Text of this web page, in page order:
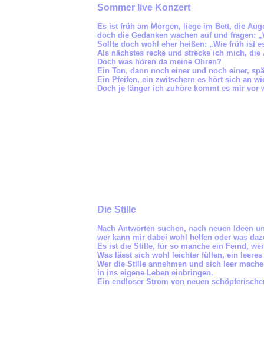
Sommer live Konzert
Es ist früh am Morgen, liege im Bett, die
doch die Gedanken wachen auf und fragen:
Sollte doch wohl eher heißen: „Wie früh ist
Als nächstes recke und strecke ich mich, die
Doch was hören da meine Ohren?
Ein Ton, dann noch einer und noch einer,
Ein Pfeifen, ein zwitschern es hört sich an
Doch je länger ich zuhöre kommt es mir
Die Stille
Nach Antworten suchen, nach neuen Ideen
wer kann mir dabei wohl helfen oder was
Es ist die Stille, für so manche ein Feind,
Was lässt sich wohl leichter füllen, ein
Wer die Stille annehmen und sich leer
in ins eigene Leben einbringen.
Ein endloser Strom von neuen